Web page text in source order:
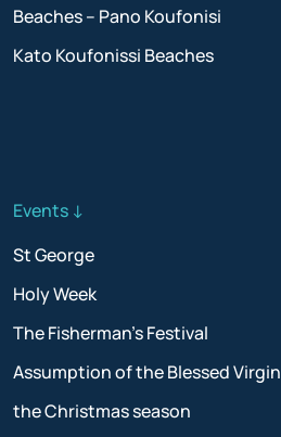
Beaches – Pano Koufonisi
Kato Koufonissi Beaches
Events ↓
St George
Holy Week
The Fisherman’s Festival
Assumption of the Blessed Virgin
the Christmas season